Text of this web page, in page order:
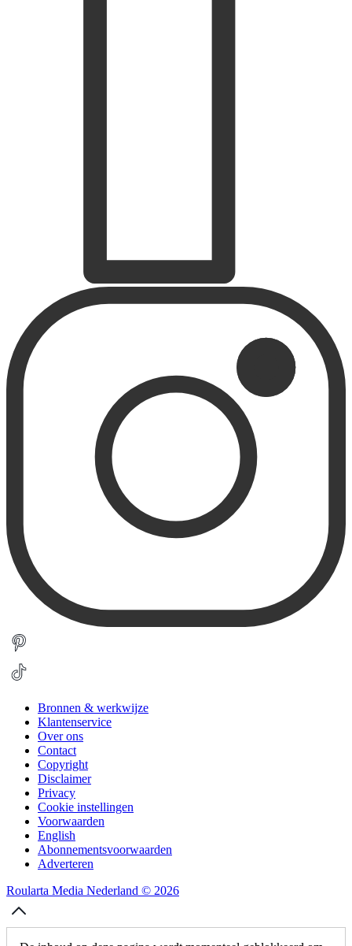
Bronnen & werkwijze
Klantenservice
Over ons
Contact
Copyright
Disclaimer
Privacy
Cookie instellingen
Voorwaarden
English
Abonnementsvoorwaarden
Adverteren
Roularta Media Nederland © 2026